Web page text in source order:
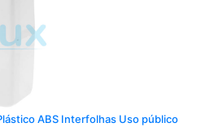
ABS Interfolhas Uso público